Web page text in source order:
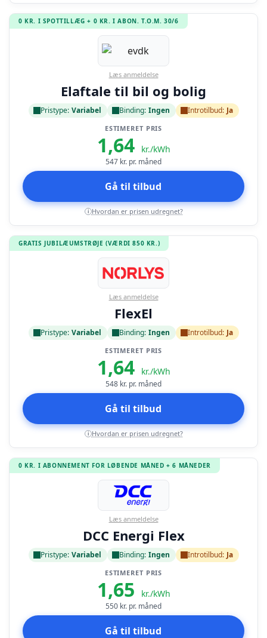
0 KR. I SPOTTILLÆG + 0 KR. I ABON. T.O.M. 30/6
Læs anmeldelse
Elaftale til bil og bolig
Pristype: Variabel Binding: Ingen Introtilbud: Ja
ESTIMERET PRIS
1,64 kr./kWh
547 kr. pr. måned
Gå til tilbud
i Hvordan er prisen udregnet?
GRATIS JUBILÆUMSTRØJE (VÆRDI 850 KR.)
Læs anmeldelse
FlexEl
Pristype: Variabel Binding: Ingen Introtilbud: Ja
ESTIMERET PRIS
1,64 kr./kWh
548 kr. pr. måned
Gå til tilbud
i Hvordan er prisen udregnet?
0 KR. I ABONNEMENT FOR LØBENDE MÅNED + 6 MÅNEDER
Læs anmeldelse
DCC Energi Flex
Pristype: Variabel Binding: Ingen Introtilbud: Ja
ESTIMERET PRIS
1,65 kr./kWh
550 kr. pr. måned
Gå til tilbud